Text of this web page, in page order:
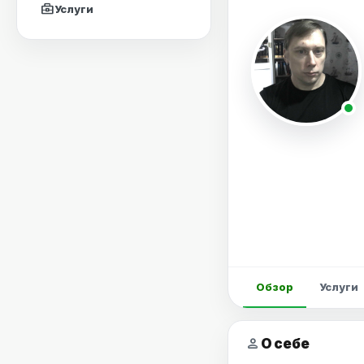
business_centerУслуги
Обзор Услуги
person О себе